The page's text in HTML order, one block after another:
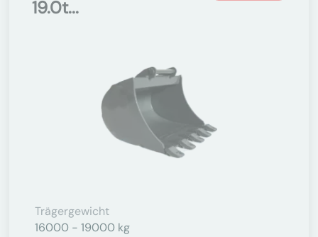
19.0t...
Trägergewicht
16000 - 19000 kg